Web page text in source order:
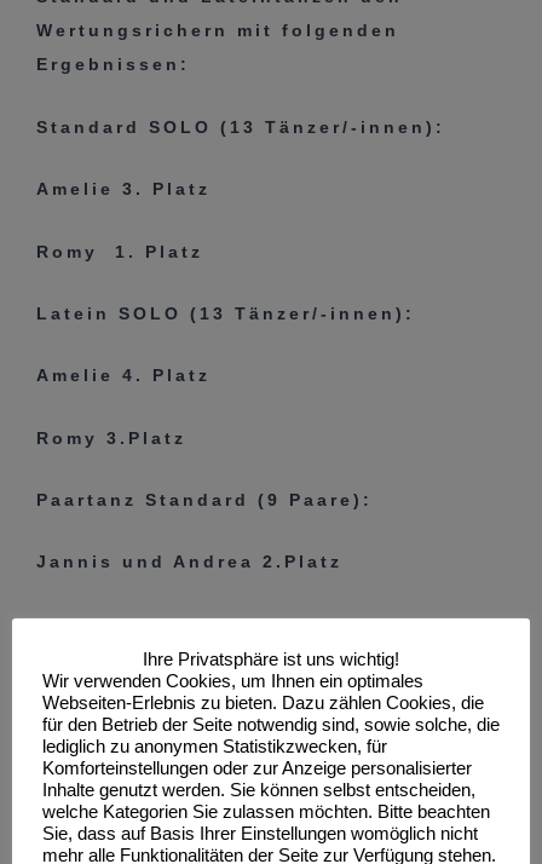
Wertungsrichern mit folgenden
Ergebnissen:
Standard SOLO (13 Tänzer/-innen):
Amelie 3. Platz
Romy 1. Platz
Latein SOLO (13 Tänzer/-innen):
Amelie 4. Platz
Romy 3.Platz
Paartanz Standard (9 Paare):
Jannis und Andrea 2.Platz
Paartanz Latein (9 Paare):
Jannis und Andrea 1.Platz
Wir sind stolz und sehr zufrieden mit
den Ergebnissen und gratulieren den
Tänzer*innen und bedanken uns bei
den Eltern für die Begleitung und bei
Ihre Privatsphäre ist uns wichtig!
Wir verwenden Cookies, um Ihnen ein optimales
Webseiten-Erlebnis zu bieten. Dazu zählen Cookies, die
für den Betrieb der Seite notwendig sind, sowie solche, die
lediglich zu anonymen Statistikzwecken, für
Komforteinstellungen oder zur Anzeige personalisierter
Inhalte genutzt werden. Sie können selbst entscheiden,
welche Kategorien Sie zulassen möchten. Bitte beachten
Sie, dass auf Basis Ihrer Einstellungen womöglich nicht
mehr alle Funktionalitäten der Seite zur Verfügung stehen.